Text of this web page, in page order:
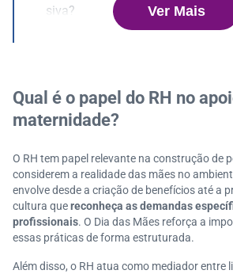
siva?
Quais são os indicadores para
Principais dúvidas sobre o Dia
as
Ver Mais
Qual é o papel do RH no
maternidade?
O RH tem papel relevante na construção de
considerem a realidade das mães no
envolve desde a criação de benefícios até a
cultura quereconheça as demandas
profissionais. O Dia das Mães reforça a
essas práticas de forma estruturada.
Além disso, o RH atua como mediador entre